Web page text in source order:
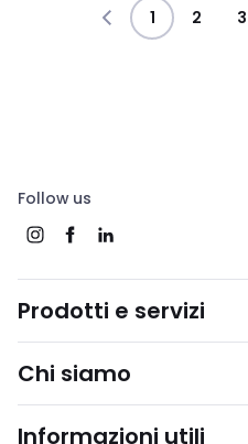
1 2 3
Follow us
Prodotti e servizi
Chi siamo
Informazioni utili